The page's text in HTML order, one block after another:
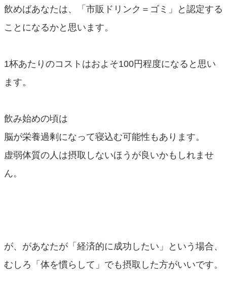
飲めばあなたは、「市販ドリンク＝ゴミ」と認定する
ことになるかと思います。
1杯あたりのコストはおよそ100円程度になると思い
ます。
飲み始めの頃は
脳が栄養過剰になって寝込む可能性もあります。
虚弱体質の人は摂取しないほうが良いかもしれませ
ん。
が、があなたが「経済的に成功したい」という場合、
むしろ「体を慣らして」でも摂取した方がいいです。